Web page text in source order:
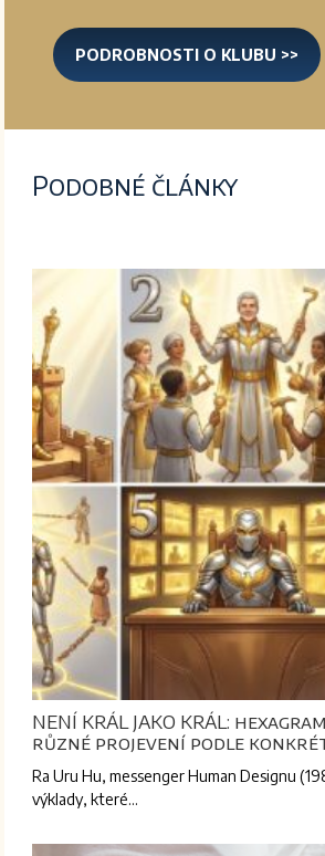
PODROBNOSTI O KLUBU >>
Podobné články
NENÍ KRÁL JAKO KRÁL:
různé projevení podle
Ra Uru Hu, messenger Human Designu
výklady, které…